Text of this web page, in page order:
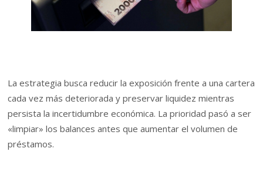
La estrategia busca reducir la exposición frente a una cartera
cada vez más deteriorada y preservar liquidez mientras
persista la incertidumbre económica. La prioridad pasó a ser
«limpiar» los balances antes que aumentar el volumen de
préstamos.